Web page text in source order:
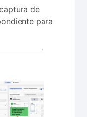
de
para